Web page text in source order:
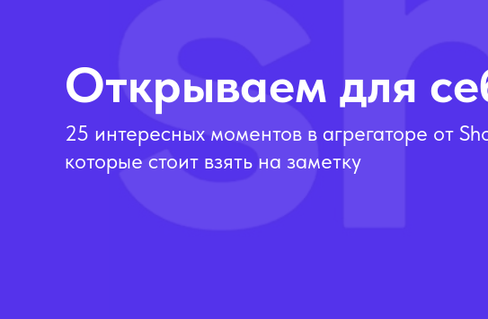
Открываем для
25 интересных моментов в агрегаторе от
которые стоит взять на заметку